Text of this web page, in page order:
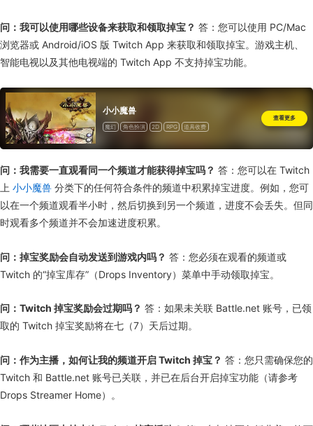
问：我可以使用哪些设备来获取和领取掉宝？ 答：您可以使用 PC/Mac
浏览器或 Android/iOS 版 Twitch App 来获取和领取掉宝。游戏主机、
智能电视以及其他电视端的 Twitch App 不支持掉宝功能。
小小魔兽
魔幻 角色扮演 2D RPG 道具收费
查看更多
问：我需要一直观看同一个频道才能获得掉宝吗？ 答：您可以在 Twitch
上 小小魔兽 分类下的任何符合条件的频道中积累掉宝进度。例如，您可
以在一个频道观看半小时，然后切换到另一个频道，进度不会丢失。但同
时观看多个频道并不会加速进度积累。
问：掉宝奖励会自动发送到游戏内吗？ 答：您必须在观看的频道或
Twitch 的“掉宝库存”（Drops Inventory）菜单中手动领取掉宝。
问：Twitch 掉宝奖励会过期吗？ 答：如果未关联 Battle.net 账号，已领
取的 Twitch 掉宝奖励将在七（7）天后过期。
问：作为主播，如何让我的频道开启 Twitch 掉宝？ 答：您只需确保您的
Twitch 和 Battle.net 账号已关联，并已在后台开启掉宝功能（请参考
Drops Streamer Home）。